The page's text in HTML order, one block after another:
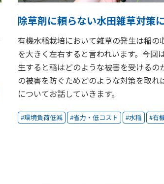
除草剤に頼らない水田雑草対策
有機水稲栽培において雑草の発生は稲の
を大きく左右すると言われいます。今回
生すると稲はどのような被害を受けるの
の被害を防ぐためどのような対策を取れ
についてお話していきます。
環境負荷低減 省力・低コスト 水稲 有